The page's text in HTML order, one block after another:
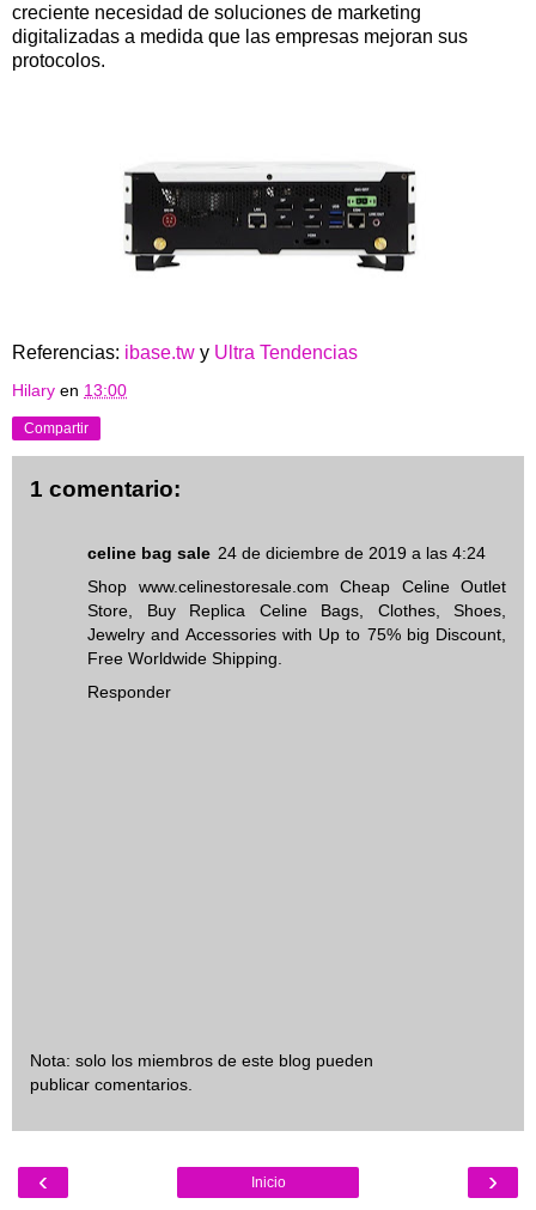
creciente necesidad de soluciones de marketing
digitalizadas a medida que las empresas mejoran sus
protocolos.
Referencias: ibase.tw y Ultra Tendencias
Hilary en 13:00
Compartir
1 comentario:
celine bag sale 24 de diciembre de 2019 a las 4:24
Shop www.celinestoresale.com Cheap Celine Outlet
Store, Buy Replica Celine Bags, Clothes, Shoes,
Jewelry and Accessories with Up to 75% big Discount,
Free Worldwide Shipping.
Responder
Nota: solo los miembros de este blog pueden
publicar comentarios.
‹ ›
Inicio